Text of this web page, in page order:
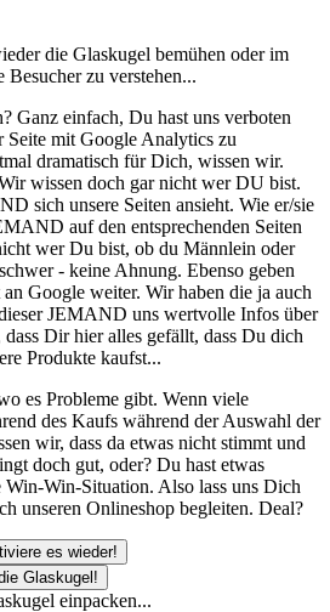
die Glaskugel bemühen oder im
Besucher zu verstehen...
Ganz einfach, Du hast uns verboten
Seite mit Google Analytics zu
dramatisch für Dich, wissen wir.
wissen doch gar nicht wer DU bist.
sich unsere Seiten ansieht. Wie er/sie
auf den entsprechenden Seiten
wer Du bist, ob du Männlein oder
- keine Ahnung. Ebenso geben
Google weiter. Wir haben die ja auch
JEMAND uns wertvolle Infos über
Dir hier alles gefällt, dass Du dich
Produkte kaufst...
es Probleme gibt. Wenn viele
des Kaufs während der Auswahl der
wir, dass da etwas nicht stimmt und
doch gut, oder? Du hast etwas
Win-Situation. Also lass uns Dich
unseren Onlineshop begleiten. Deal?
es wieder!
Glaskugel!
einpacken...